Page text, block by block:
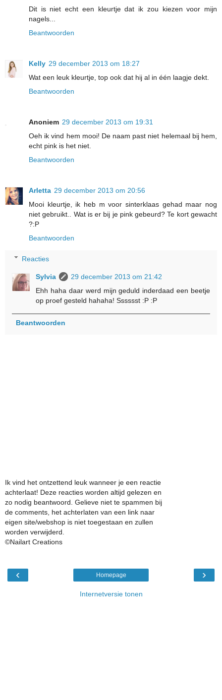
Dit is niet echt een kleurtje dat ik zou kiezen voor mijn
nagels...
Beantwoorden
Kelly 29 december 2013 om 18:27
Wat een leuk kleurtje, top ook dat hij al in één laagje dekt.
Beantwoorden
Anoniem 29 december 2013 om 19:31
Oeh ik vind hem mooi! De naam past niet helemaal bij hem,
echt pink is het niet.
Beantwoorden
Arletta 29 december 2013 om 20:56
Mooi kleurtje, ik heb m voor sinterklaas gehad maar nog
niet gebruikt.. Wat is er bij je pink gebeurd? Te kort gewacht
?:P
Beantwoorden
Reacties
Sylvia
29 december 2013 om 21:42
Ehh haha daar werd mijn geduld inderdaad een beetje
op proef gesteld hahaha! Sssssst :P :P
Beantwoorden
Ik vind het ontzettend leuk wanneer je een reactie
achterlaat! Deze reacties worden altijd gelezen en
zo nodig beantwoord. Gelieve niet te spammen bij
de comments, het achterlaten van een link naar
eigen site/webshop is niet toegestaan en zullen
worden verwijderd.
©Nailart Creations
‹ ›
Homepage
Internetversie tonen